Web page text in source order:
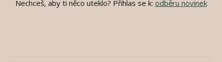
Nechceš, aby ti něco uteklo? Přihlas se k: odběru novinek